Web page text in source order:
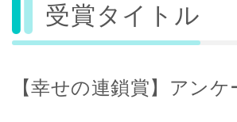
受賞タイトル
【幸せの連鎖賞】アン